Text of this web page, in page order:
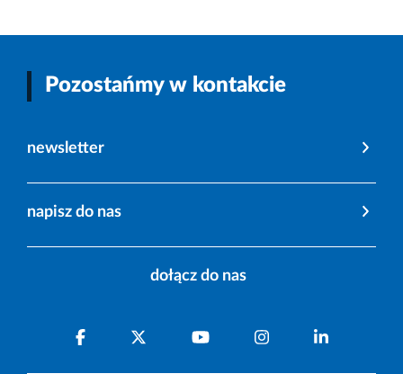
Pozostańmy w kontakcie
newsletter
napisz do nas
dołącz do nas